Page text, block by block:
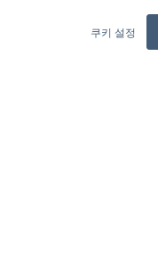
쿠키 설정